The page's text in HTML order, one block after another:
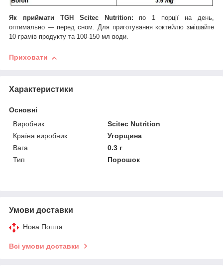
Як приймати TGH Scitec Nutrition: по 1 порції на день,
оптимально — перед сном. Для приготування коктейлю змішайте
10 грамів продукту та 100-150 мл води.
Приховати
Характеристики
Основні
Виробник
Scitec Nutrition
Країна виробник
Угорщина
Вага
0.3 г
Тип
Порошок
Умови доставки
Нова Пошта
Всі умови доставки